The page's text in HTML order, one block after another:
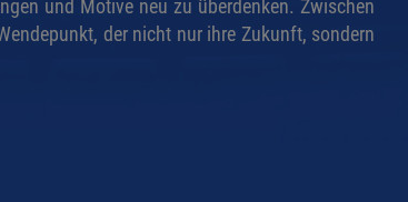
und Motive neu zu überdenken. Zwischen
der nicht nur ihre Zukunft, sondern